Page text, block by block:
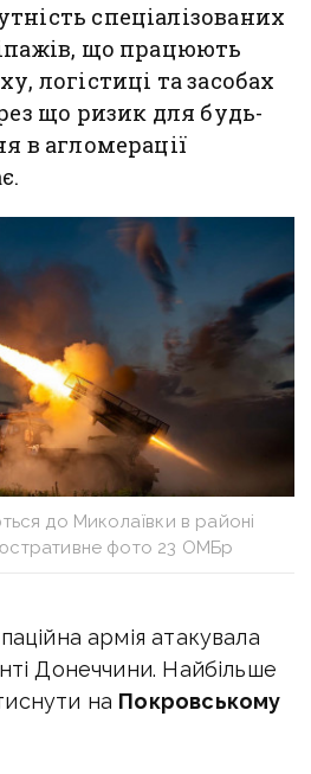
спеціалізованих
що працюють
логістиці та засобах
що ризик для будь-
в агломерації
до Миколаївки в районі
фото 23 ОМБр
армія атакувала
Донеччини. Найбільше
на Покровському